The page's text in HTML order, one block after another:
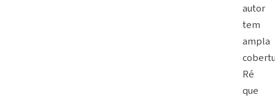
autor
tem
ampla
Ré
que